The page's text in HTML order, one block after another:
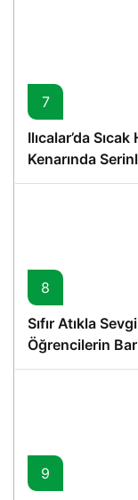
7
Ilıcalar’da
Kenarında
8
Sıfır Atıkla
Öğrencilerin
Proje
9